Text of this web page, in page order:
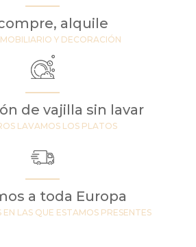
alquile
Y DECORACIÓN
de vajilla sin lavar
LAVAMOS LOS PLATOS
a toda Europa
EN LAS QUE ESTAMOS PRESENTES